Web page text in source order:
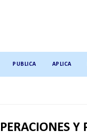
PUBLICA APLICA